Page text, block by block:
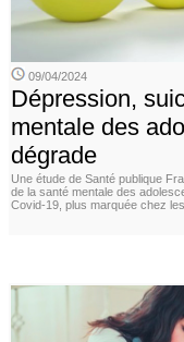
09/04/2024
Dépression,
mentale des
dégrade
Une étude de Santé publique
de la santé mentale des
Covid-19, plus marquée chez